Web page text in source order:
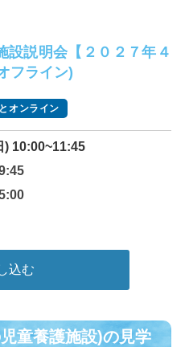
説明会【２０２７年４
フライン)
オンライン
) 10:00~11:45
込む
童養護施設)の⾒学